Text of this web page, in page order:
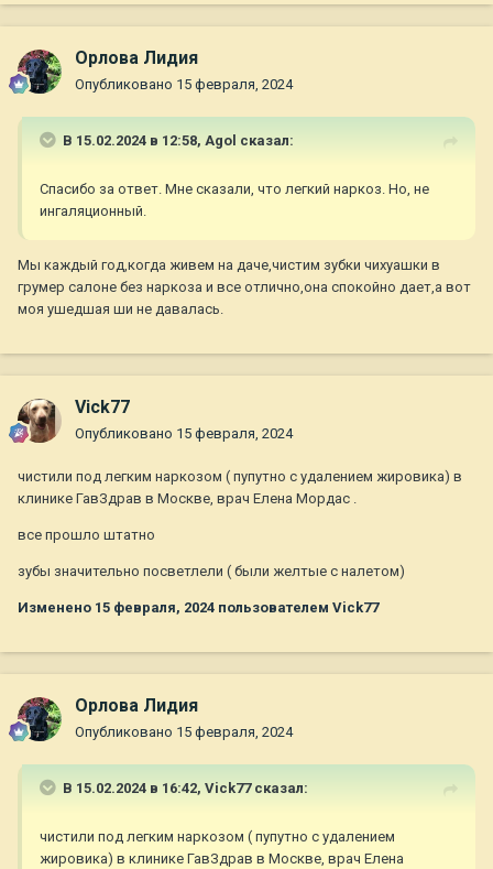
Орлова Лидия
Опубликовано 15 февраля, 2024
В 15.02.2024 в 12:58, Agol сказал:
Спасибо за ответ. Мне сказали, что легкий наркоз. Но, не
ингаляционный.
Мы каждый год,когда живем на даче,чистим зубки чихуашки в
грумер салоне без наркоза и все отлично,она спокойно дает,а вот
моя ушедшая ши не давалась.
Vick77
Опубликовано 15 февраля, 2024
чистили под легким наркозом ( пупутно с удалением жировика) в
клинике ГавЗдрав в Москве, врач Елена Мордас .
все прошло штатно
зубы значительно посветлели ( были желтые с налетом)
Изменено 15 февраля, 2024 пользователем Vick77
Орлова Лидия
Опубликовано 15 февраля, 2024
В 15.02.2024 в 16:42, Vick77сказал:
чистили под легким наркозом ( пупутно с удалением
жировика) в клинике ГавЗдрав в Москве, врач Елена